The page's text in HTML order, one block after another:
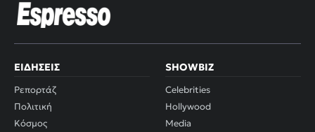
ΕΙΔΉΣΕΙΣ
Ρεπορτάζ
Πολιτική
Κόσμος
SHOWBIZ
Celebrities
Hollywood
Media